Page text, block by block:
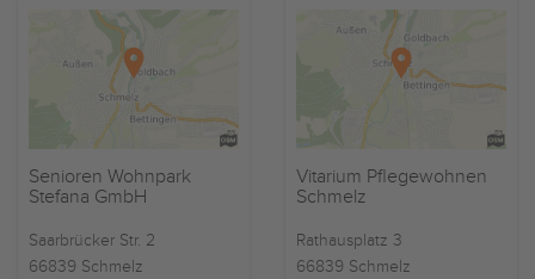
Senioren Wohnpark
Stefana GmbH
Saarbrücker Str. 2
66839 Schmelz
Vitarium Pflegewohnen
Schmelz
Rathausplatz 3
66839 Schmelz